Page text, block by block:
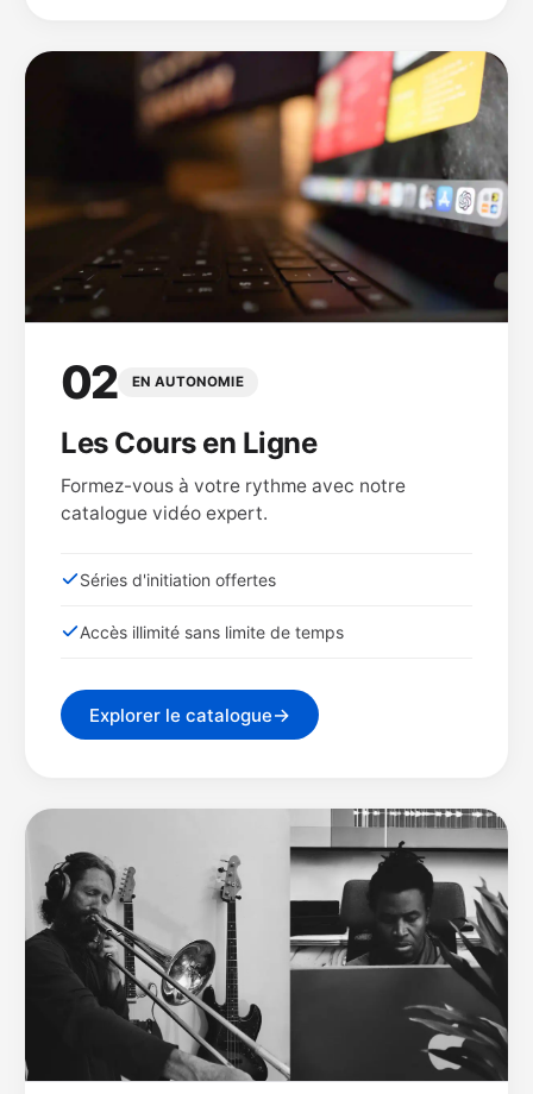
02 EN AUTONOMIE
Les Cours en Ligne
Formez-vous à votre rythme avec notre
catalogue vidéo expert.
Séries d'initiation offertes
Accès illimité sans limite de temps
Explorer le catalogue→